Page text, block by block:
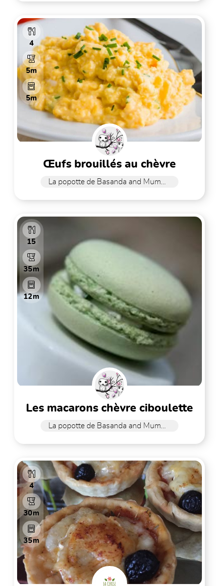
4
5m
5m
œufs brouillés au chèvre
15
35m
12m
les macarons chèvre ciboulette
4
30m
35m